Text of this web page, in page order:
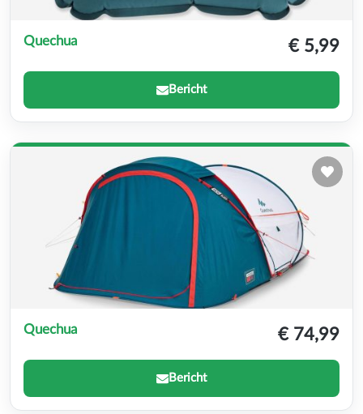
Quechua € 5,99
Bericht
Quechua € 74,99
Bericht